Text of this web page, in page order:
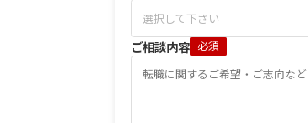
ご相談内容 必須